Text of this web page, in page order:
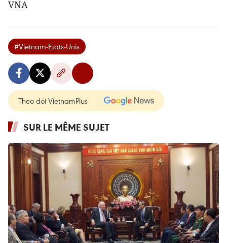
VNA
#Vietnam-Etats-Unis
Theo dõi VietnamPlus
SUR LE MÊME SUJET